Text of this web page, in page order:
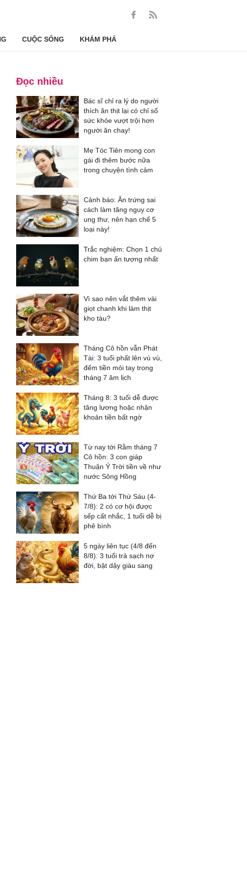
CUỘC SỐNG KHÁM PHÁ
Đọc nhiều
Bác sĩ chỉ ra lý do người
thích ăn thịt lại có chỉ số
sức khỏe vượt trội hơn
người ăn chay!
Mẹ Tóc Tiên mong con
gái đi thêm bước nữa
trong chuyện tình cảm
Cảnh báo: Ăn trứng sai
cách làm tăng nguy cơ
ung thư, nên hạn chế 5
loại này!
Trắc nghiệm: Chọn 1 chú
chim bạn ấn tượng nhất
Vì sao nên vắt thêm vài
giọt chanh khi làm thịt
kho tàu?
Tháng Cô hồn vẫn Phát
Tài: 3 tuổi phất lên vù vù,
đếm tiền mỏi tay trong
tháng 7 âm lịch
Tháng 8: 3 tuổi dễ được
tăng lương hoặc nhận
khoản tiền bất ngờ
Từ nay tới Rằm tháng 7
Cô hồn: 3 con giáp
Thuận Ý Trời tiền về như
nước Sông Hồng
Thứ Ba tới Thứ Sáu (4-
7/8): 2 có cơ hội được
sếp cất nhắc, 1 tuổi dễ bị
phê bình
5 ngày liên tục (4/8 đến
8/8): 3 tuổi trả sạch nợ
đời, bật dậy giàu sang